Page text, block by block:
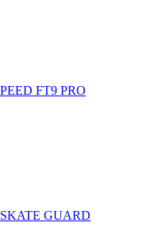
FT9 PRO
GUARD